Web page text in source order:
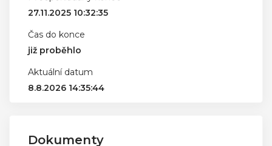
27.11.2025 10:32:35
Čas do konce
již proběhlo
Aktuální datum
8.8.2026 14:35:44
Dokumenty